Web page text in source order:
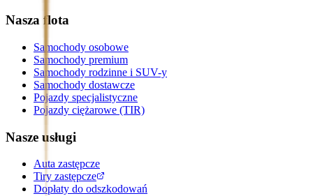
Nasza flota
Samochody osobowe
Samochody premium
Samochody rodzinne i SUV-y
Samochody dostawcze
Pojazdy specjalistyczne
Pojazdy ciężarowe (TIR)
Nasze usługi
Auta zastępcze
Tiry zastępcze
Dopłaty do odszkodowań